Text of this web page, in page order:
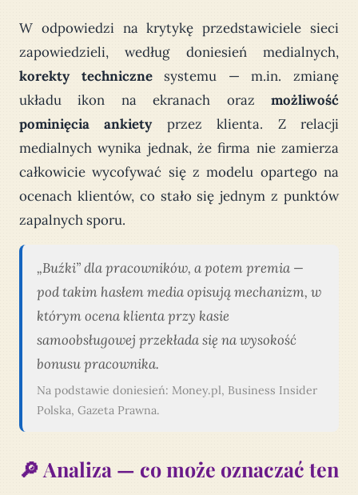
W odpowiedzi na krytykę przedstawiciele sieci
zapowiedzieli, według doniesień medialnych,
korekty technicznesystemu — m.in. zmianę
układu ikon na ekranach oraz możliwość
pominięcia ankietyprzez klienta. Z relacji
medialnych wynika jednak, że firma nie zamierza
całkowicie wycofywać się z modelu opartego na
ocenach klientów, co stało się jednym z punktów
zapalnych sporu.
„Buźki” dla pracowników, a potem premia —
pod takim hasłem media opisują mechanizm, w
którym ocena klienta przy kasie
samoobsługowej przekłada się na wysokość
bonusu pracownika.
Na podstawie doniesień: Money.pl, Business Insider
Polska, Gazeta Prawna.
🔎 Analiza — co może oznaczać ten